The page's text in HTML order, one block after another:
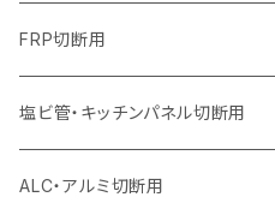
セグメント（特殊凸凹加工チップ）
セグメントタイプ
セグメント
セグメント（特殊凸凹加工チップ）
355mm（14インチ）
セグメント
セグメント（特殊凸凹加工チップ）
ウェーブタイプ
セグメントタイプ
305mm（12インチ）
セグメント
セグメント（特殊凸凹加工チップ）
355mm（14インチ）
セグメント
セグメントタイプ
255mm（10インチ）
セグメントタイプ（一般道路カッター用
305mm（12インチ）
セグメントタイプ
355mm（14インチ）
セグメントタイプ
230mm（9インチ）
セグメントタイプ
305mm（12インチ）
セグメントタイプ
355mm（14インチ）
ウェーブタイプ
セグメントタイプ
ウェーブタイプ
205mm（8インチ）
セグメントタイプ
ウェーブタイプ
230mm（9インチ）
セグメントタイプ
255mm（10インチ）
セグメントタイプ
150mm（6インチ）
セグメントタイプ
180mm（7インチ）
セグメントタイプ
205mm（8インチ）
セグメントタイプ
355mm（14インチ）
セグメントタイプ
405mm（16インチ）
セグメントタイプ
105mm（4インチ）
FRP切断用
125ｍｍ（5インチ）
塩ビ管・キッチンパネル切断用
125ｍｍ（5インチ）
ALC・アルミ切断用